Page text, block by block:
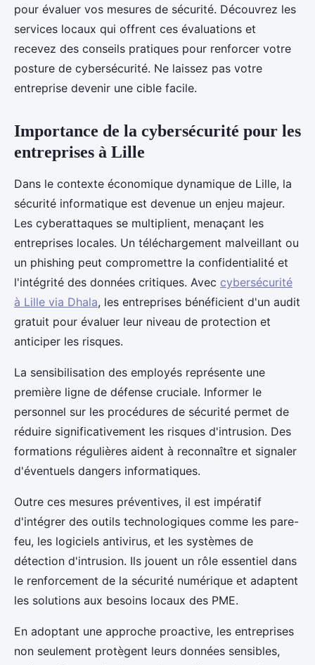
pour évaluer vos mesures de sécurité. Découvrez les
services locaux qui offrent ces évaluations et
recevez des conseils pratiques pour renforcer votre
posture de cybersécurité. Ne laissez pas votre
entreprise devenir une cible facile.
Importance de la cybersécurité pour les
entreprises à Lille
Dans le contexte économique dynamique de Lille, la
sécurité informatique est devenue un enjeu majeur.
Les cyberattaques se multiplient, menaçant les
entreprises locales. Un téléchargement malveillant ou
un phishing peut compromettre la confidentialité et
l'intégrité des données critiques. Avec cybersécurité
à Lille via Dhala, les entreprises bénéficient d'un audit
gratuit pour évaluer leur niveau de protection et
anticiper les risques.
La sensibilisation des employés représente une
première ligne de défense cruciale. Informer le
personnel sur les procédures de sécurité permet de
réduire significativement les risques d'intrusion. Des
formations régulières aident à reconnaître et signaler
d'éventuels dangers informatiques.
Outre ces mesures préventives, il est impératif
d'intégrer des outils technologiques comme les pare-
feu, les logiciels antivirus, et les systèmes de
détection d'intrusion. Ils jouent un rôle essentiel dans
le renforcement de la sécurité numérique et adaptent
les solutions aux besoins locaux des PME.
En adoptant une approche proactive, les entreprises
non seulement protègent leurs données sensibles,